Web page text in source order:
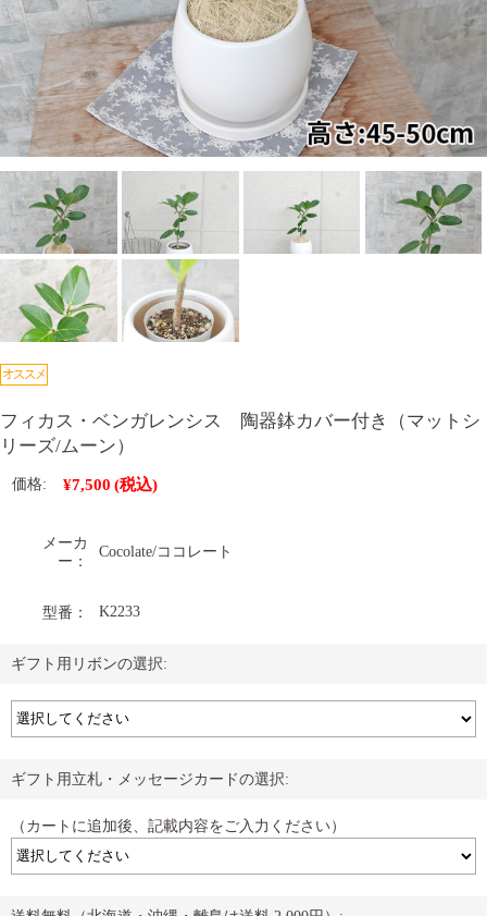
フィカス・ベンガレンシス 陶器鉢カバー付き（マットシ
リーズ/ムーン）
価格: ¥7,500 (税込)
メーカ
ー：
Cocolate/ココレート
型番： K2233
ギフト用リボンの選択:
ギフト用立札・メッセージカードの選択:
（カートに追加後、記載内容をご入力ください）